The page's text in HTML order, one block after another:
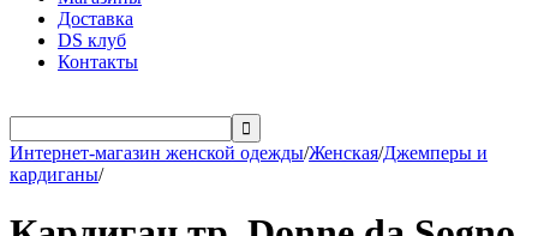
Доставка
DS клуб
Контакты

Интернет-магазин женской одежды/Женская/Джемперы и
кардиганы/